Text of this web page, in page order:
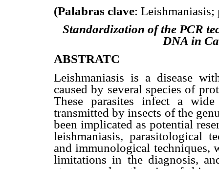
(Palabras clave:
Standardization of the PCR
DNA in C
ABSTRATC
Leishmaniasis is a disease
caused by several species of
These parasites infect a
transmitted by insects of the
been implicated as potential
leishmaniasis, parasitological
and immunological techniques,
limitations in the diagnosis,